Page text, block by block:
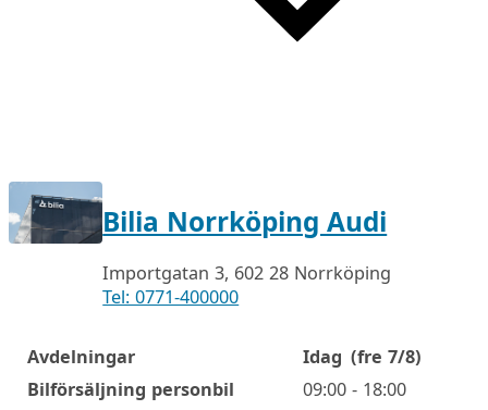
Bilia Norrköping Audi
Importgatan 3, 602 28 Norrköping
Tel: 0771-400000
Öppettider
Avdelningar Idag (fre 7/8)
Bilförsäljning personbil
09:00 - 18:00